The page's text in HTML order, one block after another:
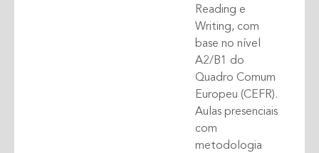
Reading e
Writing, com
base no nível
A2/B1 do
Quadro Comum
Europeu (CEFR).
Aulas presenciais
com
metodologia